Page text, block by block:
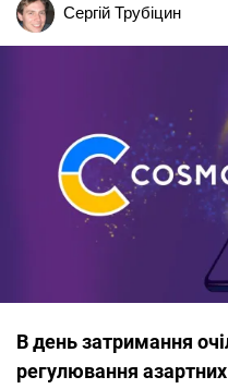
Сергій Трубіцин
В день затримання
регулювання азартних